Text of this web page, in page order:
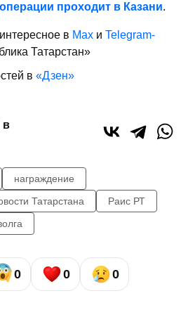
проходит в Казани.
в Max и Telegram-
Татарстан»
в «Дзен»
в
награждение
Татарстана
Раис РТ
0 0 0